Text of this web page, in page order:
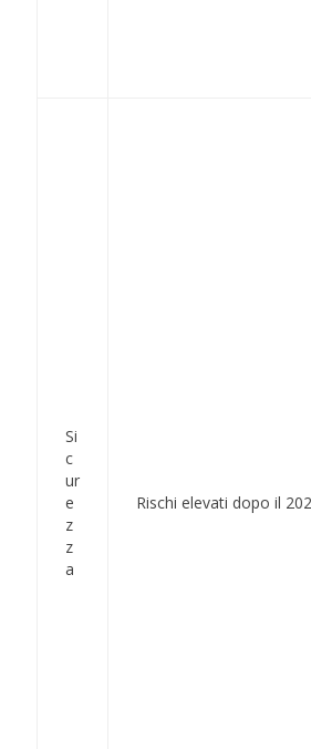
Si
c
ur
e
z
z
a
Rischi elevati dopo il